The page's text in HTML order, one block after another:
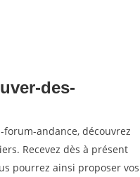
des-
andance, découvrez
Recevez dès à présent
pourrez ainsi proposer vos